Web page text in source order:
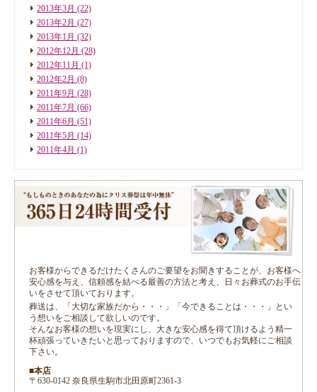
2013年3月 (22)
2013年2月 (27)
2013年1月 (32)
2012年12月 (28)
2012年11月 (1)
2012年2月 (8)
2011年9月 (28)
2011年7月 (66)
2011年6月 (51)
2011年5月 (14)
2011年4月 (1)
お客様からできるだけたくさんのご要望をお聞きすることが、お客様へ
安心感を与え、信頼感を結べる最善の方法と考え、日々お葬式のお手伝
いをさせて頂いております。
葬送は、「大切な家族だから・・・」「今できることは・・・」とい
う想いをご相談して欲しいのです。
そんなお客様の想いを現実にし、大きな安心感を得て頂けるよう精一
杯頑張っていきたいと思っておりますので、いつでもお気軽にご相談
下さい。
■本店
〒630-0142 奈良県生駒市北田原町2361-3